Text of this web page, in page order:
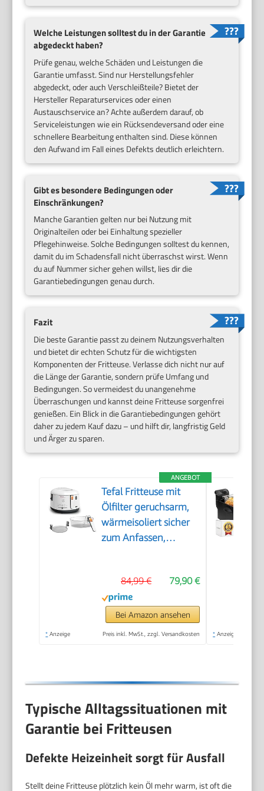
Welche Leistungen solltest du in der Garantie
abgedeckt haben?
Prüfe genau, welche Schäden und Leistungen die
Garantie umfasst. Sind nur Herstellungsfehler
abgedeckt, oder auch Verschleißteile? Bietet der
Hersteller Reparaturservices oder einen
Austauschservice an? Achte außerdem darauf, ob
Serviceleistungen wie ein Rücksendeversand oder eine
schnellere Bearbeitung enthalten sind. Diese können
den Aufwand im Fall eines Defekts deutlich erleichtern.
Gibt es besondere Bedingungen oder
Einschränkungen?
Manche Garantien gelten nur bei Nutzung mit
Originalteilen oder bei Einhaltung spezieller
Pflegehinweise. Solche Bedingungen solltest du kennen,
damit du im Schadensfall nicht überraschst wirst. Wenn
du auf Nummer sicher gehen willst, lies dir die
Garantiebedingungen genau durch.
Fazit
Die beste Garantie passt zu deinem Nutzungsverhalten
und bietet dir echten Schutz für die wichtigsten
Komponenten der Fritteuse. Verlasse dich nicht nur auf
die Länge der Garantie, sondern prüfe Umfang und
Bedingungen. So vermeidest du unangenehme
Überraschungen und kannst deine Fritteuse sorgenfrei
genießen. Ein Blick in die Garantiebedingungen gehört
daher zu jedem Kauf dazu – und hilft dir, langfristig Geld
und Ärger zu sparen.
ANGEBOT
Tefal Fritteuse mit
Ölfilter geruchsarm,
wärmeisoliert sicher
zum Anfassen,
150-190°C
einstellbar,
spülmaschinenfest,
für Pommes Nuggets
79,90 €
84,99 €
Bei Amazon ansehen
* Anzeige Preis inkl. MwSt., zzgl. Versandkosten * Anzeige
Typische Alltagssituationen mit
Garantie bei Fritteusen
Defekte Heizeinheit sorgt für Ausfall
Stellt deine Fritteuse plötzlich kein Öl mehr warm, ist oft die